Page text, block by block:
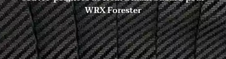
WRX Forester
16 avril 2025 Aucun commentaire